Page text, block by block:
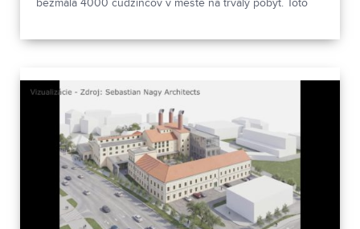
bezmála 4000 cudzincov v meste na trvalý pobyt. Toto